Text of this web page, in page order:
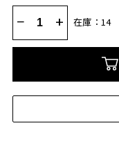
− + 在庫：14